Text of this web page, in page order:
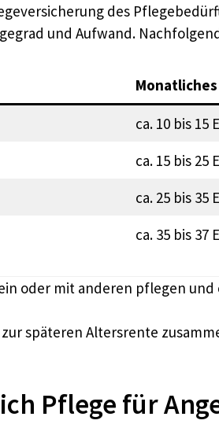
des
und Aufwand.
ca. 10 bis 15
ca. 15 bis 25
ca. 25 bis 35
ca. 35 bis 37
oder mit anderen pflegen
späteren Altersrente
Pflege für